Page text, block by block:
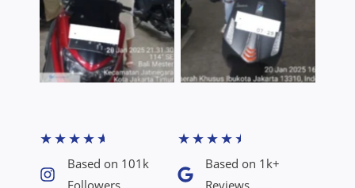
★★★★★
Based on 101k
Followers​
★★★★★
Based on 1k+
Reviews​